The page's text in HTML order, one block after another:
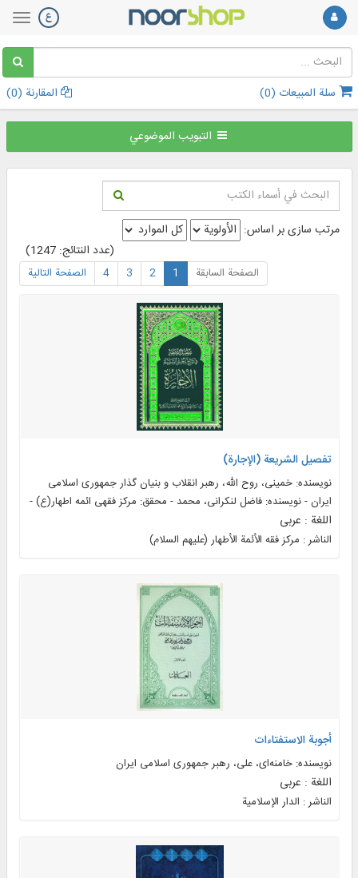
سلة المبيعات (0
) المقارنة (0
)
التبويب الموضوعي
مرتب سازی بر اساس:
(عدد النتائج: 1247)
الصفحة السابقة 1
2
3
4 الصفحة التالية
تفصیل الشریعة (الإجارة)
نویسنده: خمینی‌، روح الله، رهبر انقلاب و بنیان گذار جمهوری اسلامی
ایران - نویسنده: فاضل لنکرانی، محمد - محقق: مرکز فقهی ائمه اطهار(ع) -
اللغة : عربی
الناشر : مرکز فقه الأئمة الأطهار (علیهم السلام)
أجوبة الاستفتاءات
نویسنده: خامنه‌ای، علی، رهبر جمهوری اسلامی ایران
اللغة : عربی
الناشر : الدار الإسلامية